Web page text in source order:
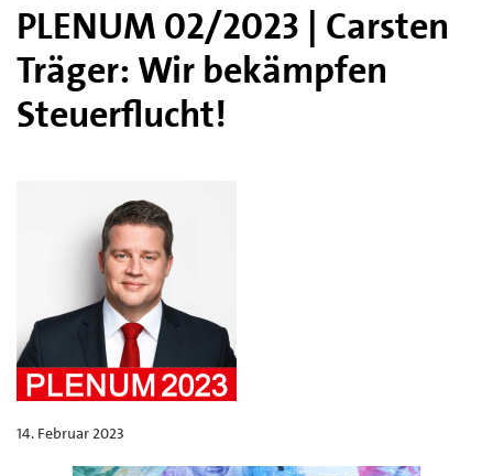
PLENUM 02/2023 | Carsten
Träger: Wir bekämpfen
Steuerflucht!
14. Februar 2023